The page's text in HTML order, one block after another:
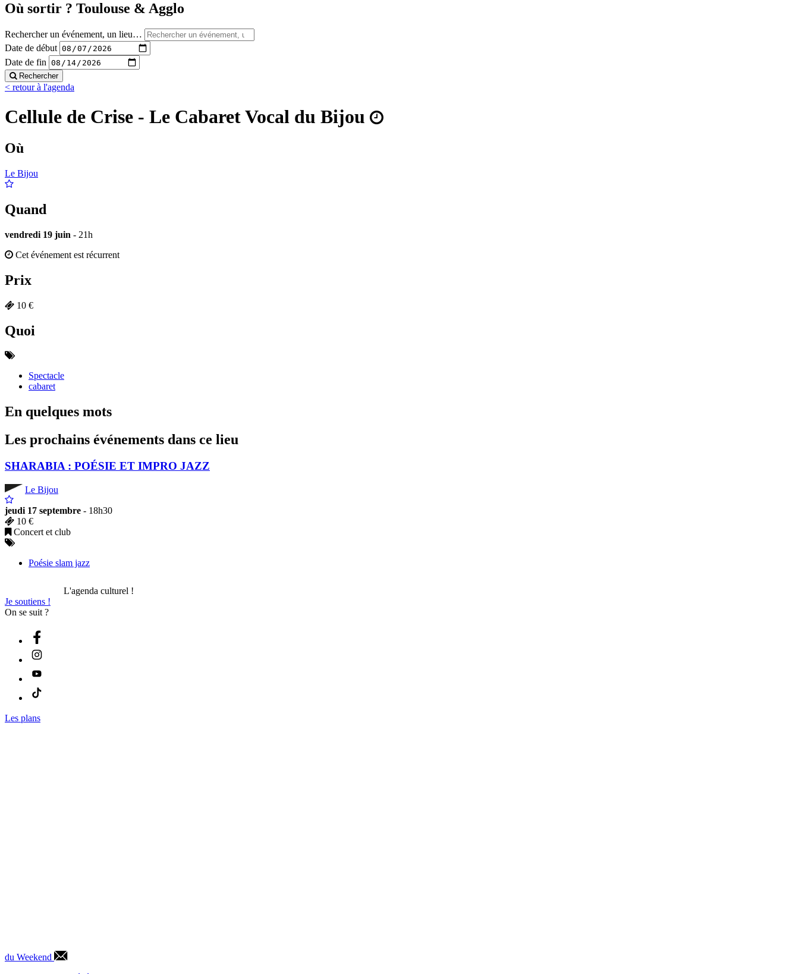
Où sortir ? Toulouse & Agglo
Rechercher un événement, un lieu…
Date de début
Date de fin
Rechercher
< retour à l'agenda
Cellule de Crise - Le Cabaret Vocal du Bijou
Où
Le Bijou
Quand
vendredi 19 juin - 21h
Cet événement est récurrent
Prix
10 €
Quoi
Spectacle
cabaret
En quelques mots
Les prochains événements dans ce lieu
SHARABIA : POÉSIE ET IMPRO JAZZ
Le Bijou
jeudi 17 septembre - 18h30
10 €
Concert et club
Poésie slam jazz
L'agenda culturel !
Je soutiens !
On se suit ?
Les plans
du Weekend